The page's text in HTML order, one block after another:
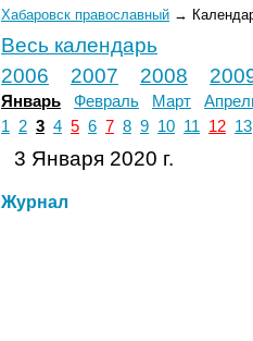
Хабаровск православный →
Весь календарь
2006
2007 2008
Январь Февраль Март
1
2 3 4 5 6 7 8 9 10 11 12 13
3 Января 2020 г.
Журнал